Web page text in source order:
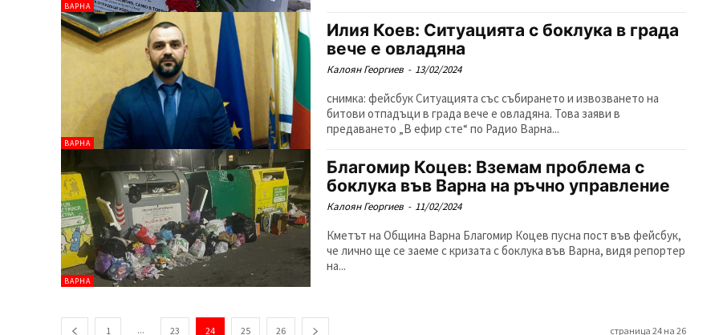
ВАРНА
ВАРНА
Илия Коев: Ситуацията с боклука в града
вече е овладяна
Калоян Георгиев - 13/02/2024
снимка: фейсбук Ситуацията със събирането и извозването на
битови отпадъци в града вече е овладяна. Това заяви в
предаването „В ефир сте“ по Радио Варна...
ВАРНА
Благомир Коцев: Вземам проблема с
боклука във Варна на ръчно управление
Калоян Георгиев - 11/02/2024
Кметът на Община Варна Благомир Коцев пусна пост във фейсбук,
че лично ще се заеме с кризата с боклука във Варна, видя репортер
на...
1 ... 23 24 25 26 страница 24 на 26